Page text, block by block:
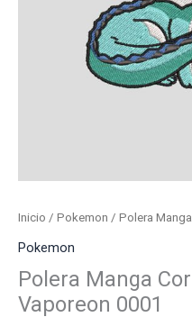
Inicio / Pokemon / Polera
Pokemon
Polera Manga
Vaporeon 0001